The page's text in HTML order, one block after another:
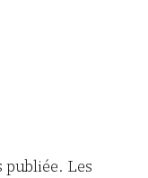
publiée. Les